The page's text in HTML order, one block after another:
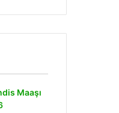
Maaşı